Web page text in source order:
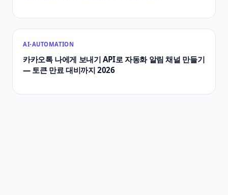
AI-AUTOMATION
카카오톡 나에게 보내기 API로 자동화 알림 채널 만들기
— 토큰 만료 대비까지 2026